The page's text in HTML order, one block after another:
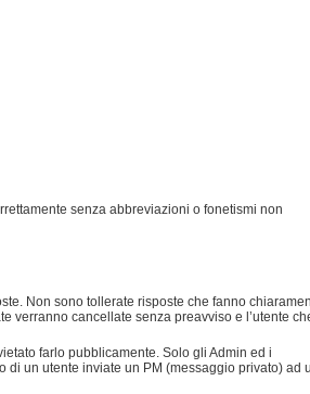
senza abbreviazioni o fonetismi non
Non sono tollerate risposte che fanno
verranno cancellate senza preavviso e l’utente
farlo pubblicamente. Solo gli Admin ed i
un utente inviate un PM (messaggio privato) ad